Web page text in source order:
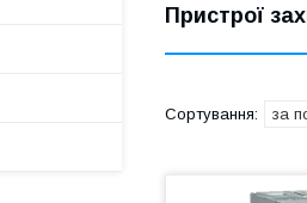
Пристрої